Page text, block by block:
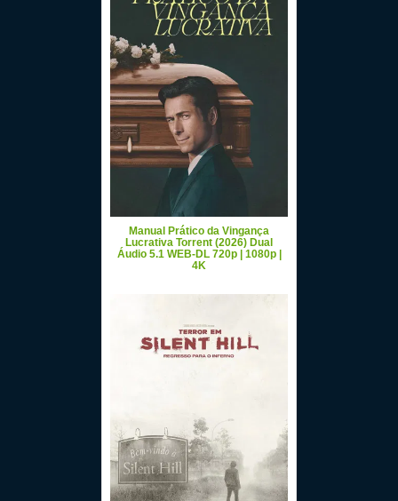
Manual Prático da Vingança
Lucrativa Torrent (2026) Dual
Áudio 5.1 WEB-DL 720p | 1080p |
4K